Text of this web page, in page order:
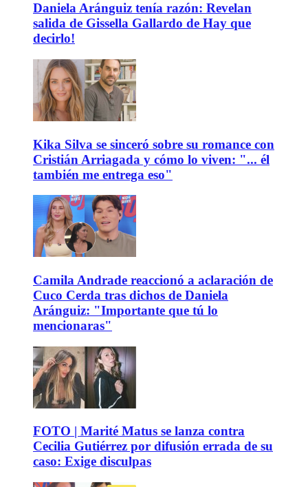
Daniela Aránguiz tenía razón: Revelan
salida de Gissella Gallardo de Hay que
decirlo!
Kika Silva se sinceró sobre su romance con
Cristián Arriagada y cómo lo viven: "... él
también me entrega eso"
Camila Andrade reaccionó a aclaración de
Cuco Cerda tras dichos de Daniela
Aránguiz: "Importante que tú lo
mencionaras"
FOTO | Marité Matus se lanza contra
Cecilia Gutiérrez por difusión errada de su
caso: Exige disculpas